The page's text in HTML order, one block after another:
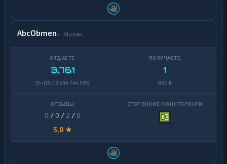
AbcObmen Милан
3,761
35 413 / 3 534 744 596
1
939 K
0 / 0 / 2 /0
5,0 ★